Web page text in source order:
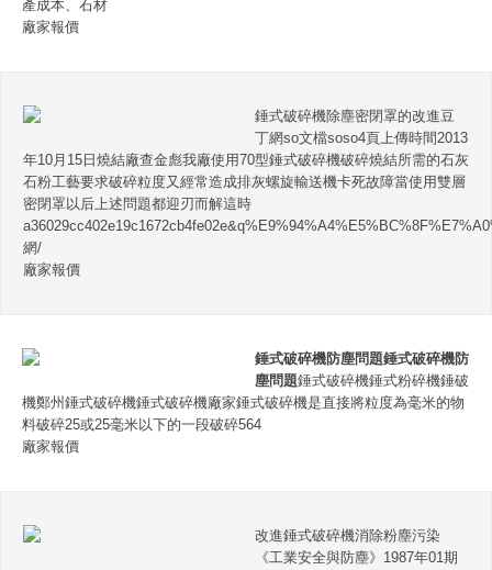
產成本、石材
廠家報價
錘式破碎機除塵密閉罩的改進豆
丁網so文檔soso4頁上傳時間2013
年10月15日燒結廠查金彪我廠使用70型錘式破碎機破碎燒結所需的石灰
石粉工藝要求破碎粒度又經常造成排灰螺旋輸送機卡死故障當使用雙層
密閉罩以后上述問題都迎刃而解這時
網/
廠家報價
錘式破碎機防塵問題錘式破碎機防
塵問題錘式破碎機錘式粉碎機錘破
機鄭州錘式破碎機錘式破碎機廠家錘式破碎機是直接將粒度為毫米的物
料破碎25或25毫米以下的一段破碎564
廠家報價
改進錘式破碎機消除粉塵污染
《工業安全與防塵》1987年01期